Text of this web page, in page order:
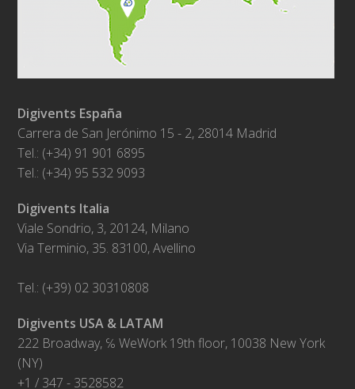
Digivents España
Carrera de San Jerónimo 15 - 2, 28014 Madrid
Tel.: (+34) 91 901 6895
Tel.: (+34) 95 532 9093
Digivents Italia
Viale Sondrio, 3, 20124, Milano
Via Terminio, 35. 83100, Avellino
Tel.: (+39) 02 30310808
Digivents USA & LATAM
222 Broadway, ℅ WeWork 19th floor, 10038 New York
(NY)
+1 / 347 - 3528582